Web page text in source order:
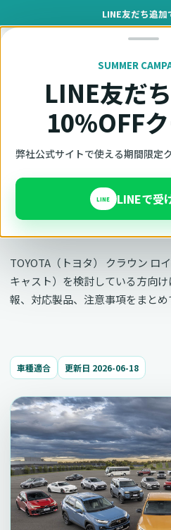
LINE友だち追加
SUMMER
LINE友だ
10%OFF
弊社公式サイトで使える期間限定
LINE LINEで受
オットキャスト
車種適合確認 TOYOTA（トヨ
車種別適合
オットキャス
ラウン ロイ
TOYOTA（トヨタ） クラウン ロ
キャスト）を検討している方向
報、対応製品、注意事項をまとめ
車種適合 更新日 2026-06-18